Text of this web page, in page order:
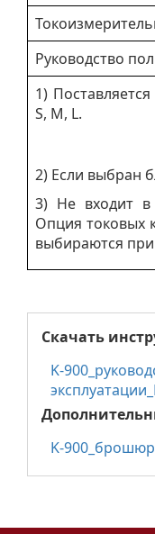
Руководство
1)
S, M, L.
2) Если выбран
3) Не входит в
Опция токовых
выбираются при
Скачать
K-
K-